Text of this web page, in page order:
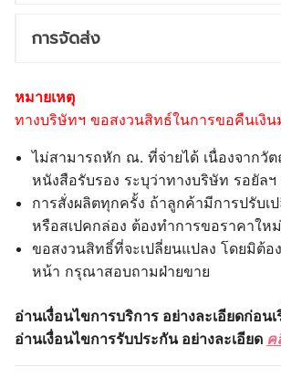
การจัดส่ง
หมายเหตุ
ทางบริษัทฯ ขอสงวนสิทธ์ในการขอคืนเงิ
ไม่สามารถหัก ณ. ที่จ่ายได้ เนื่องจากวั
หนังสือรับรอง ระบุว่าทางบริษัท รอยัลฯ
การสั่งผลิตทุกครั้ง ถ้าลูกค้ามีการปรับเ
หรือสเปคกล่อง ต้องทำการขอราคาให
ขอสงวนสิทธิ์ที่จะเปลี่ยนแปลง โดยมิต้อ
หน้า กรุณาสอบถามฝ่ายขาย
อ่านเงื่อนไขการบริการ อย่างละเอียดก่อน
อ่านเงื่อนไขการรับประกัน อย่างละเอียด ค